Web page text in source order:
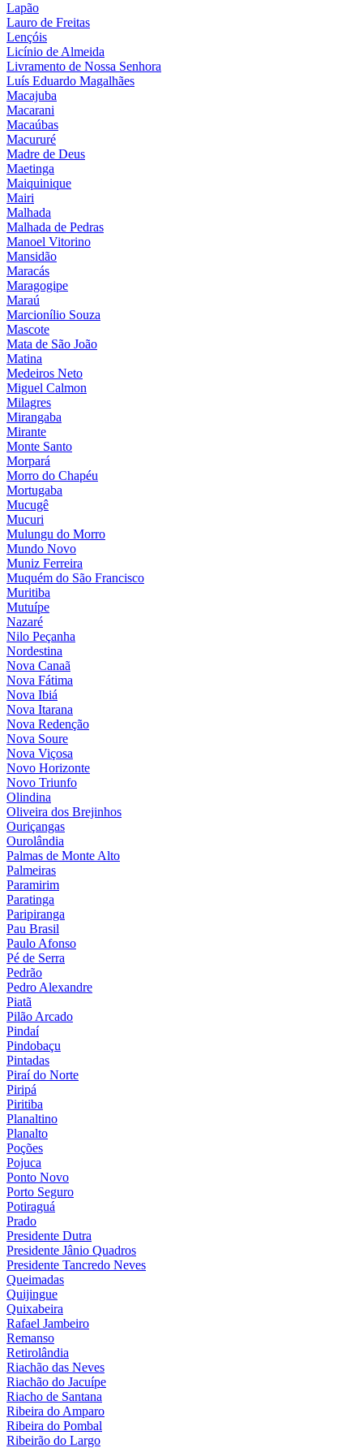
Lapão
Lauro de Freitas
Lençóis
Licínio de Almeida
Livramento de Nossa Senhora
Luís Eduardo Magalhães
Macajuba
Macarani
Macaúbas
Macururé
Madre de Deus
Maetinga
Maiquinique
Mairi
Malhada
Malhada de Pedras
Manoel Vitorino
Mansidão
Maracás
Maragogipe
Maraú
Marcionílio Souza
Mascote
Mata de São João
Matina
Medeiros Neto
Miguel Calmon
Milagres
Mirangaba
Mirante
Monte Santo
Morpará
Morro do Chapéu
Mortugaba
Mucugê
Mucuri
Mulungu do Morro
Mundo Novo
Muniz Ferreira
Muquém do São Francisco
Muritiba
Mutuípe
Nazaré
Nilo Peçanha
Nordestina
Nova Canaã
Nova Fátima
Nova Ibiá
Nova Itarana
Nova Redenção
Nova Soure
Nova Viçosa
Novo Horizonte
Novo Triunfo
Olindina
Oliveira dos Brejinhos
Ouriçangas
Ourolândia
Palmas de Monte Alto
Palmeiras
Paramirim
Paratinga
Paripiranga
Pau Brasil
Paulo Afonso
Pé de Serra
Pedrão
Pedro Alexandre
Piatã
Pilão Arcado
Pindaí
Pindobaçu
Pintadas
Piraí do Norte
Piripá
Piritiba
Planaltino
Planalto
Poções
Pojuca
Ponto Novo
Porto Seguro
Potiraguá
Prado
Presidente Dutra
Presidente Jânio Quadros
Presidente Tancredo Neves
Queimadas
Quijingue
Quixabeira
Rafael Jambeiro
Remanso
Retirolândia
Riachão das Neves
Riachão do Jacuípe
Riacho de Santana
Ribeira do Amparo
Ribeira do Pombal
Ribeirão do Largo